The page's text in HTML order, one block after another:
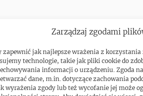
Zarządzaj zgodami
zapewnić jak najlepsze wrażenia z korzystania
technologie, takie jak pliki cookie do
informacji o urządzeniu. Zgoda
dane, m.in. dotyczące zachowania
wyrażenia zgody lub też wycofanie jej może